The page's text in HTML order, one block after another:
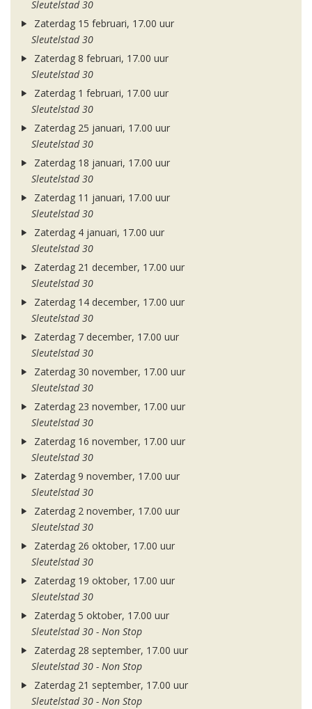
Sleutelstad 30
Zaterdag 15 februari, 17.00 uur
Sleutelstad 30
Zaterdag 8 februari, 17.00 uur
Sleutelstad 30
Zaterdag 1 februari, 17.00 uur
Sleutelstad 30
Zaterdag 25 januari, 17.00 uur
Sleutelstad 30
Zaterdag 18 januari, 17.00 uur
Sleutelstad 30
Zaterdag 11 januari, 17.00 uur
Sleutelstad 30
Zaterdag 4 januari, 17.00 uur
Sleutelstad 30
Zaterdag 21 december, 17.00 uur
Sleutelstad 30
Zaterdag 14 december, 17.00 uur
Sleutelstad 30
Zaterdag 7 december, 17.00 uur
Sleutelstad 30
Zaterdag 30 november, 17.00 uur
Sleutelstad 30
Zaterdag 23 november, 17.00 uur
Sleutelstad 30
Zaterdag 16 november, 17.00 uur
Sleutelstad 30
Zaterdag 9 november, 17.00 uur
Sleutelstad 30
Zaterdag 2 november, 17.00 uur
Sleutelstad 30
Zaterdag 26 oktober, 17.00 uur
Sleutelstad 30
Zaterdag 19 oktober, 17.00 uur
Sleutelstad 30
Zaterdag 5 oktober, 17.00 uur
Sleutelstad 30 - Non Stop
Zaterdag 28 september, 17.00 uur
Sleutelstad 30 - Non Stop
Zaterdag 21 september, 17.00 uur
Sleutelstad 30 - Non Stop